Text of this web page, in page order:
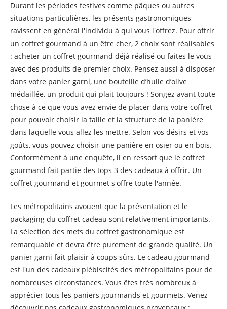
Durant les périodes festives comme pâques ou autres
situations particulières, les présents gastronomiques
ravissent en général l'individu à qui vous l'offrez. Pour offrir
un coffret gourmand à un être cher, 2 choix sont réalisables
: acheter un coffret gourmand déjà réalisé ou faites le vous
avec des produits de premier choix. Pensez aussi à disposer
dans votre panier garni, une bouteille d’huile d’olive
médaillée, un produit qui plait toujours ! Songez avant toute
chose à ce que vous avez envie de placer dans votre coffret
pour pouvoir choisir la taille et la structure de la panière
dans laquelle vous allez les mettre. Selon vos désirs et vos
goûts, vous pouvez choisir une panière en osier ou en bois.
Conformément à une enquête, il en ressort que le coffret
gourmand fait partie des tops 3 des cadeaux à offrir. Un
coffret gourmand et gourmet s'offre toute l'année.
Les métropolitains avouent que la présentation et le
packaging du coffret cadeau sont relativement importants.
La sélection des mets du coffret gastronomique est
remarquable et devra être purement de grande qualité. Un
panier garni fait plaisir à coups sûrs. Le cadeau gourmand
est l'un des cadeaux plébiscités des métropolitains pour de
nombreuses circonstances. Vous êtes très nombreux à
apprécier tous les paniers gourmands et gourmets. Venez